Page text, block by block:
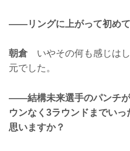
——リングに上がって初めて
朝倉いやその何も感じはし
元でした。
——結構未来選手のパンチ
ウンなく3ラウンドまでい
思いますか？